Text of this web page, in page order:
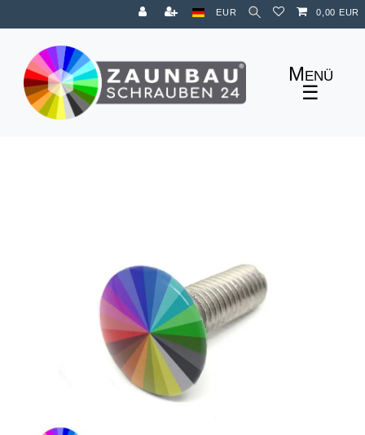
EUR 0,00 EUR
☰